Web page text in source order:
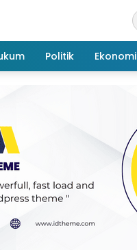
Politik Ekonomi